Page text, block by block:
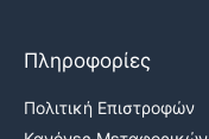
Πληροφορίες
Πολιτική Επιστροφών